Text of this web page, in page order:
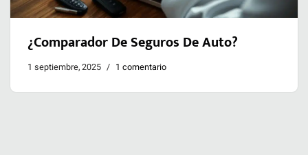
¿Comparador De Seguros De Auto?
1 septiembre, 2025 1 comentario